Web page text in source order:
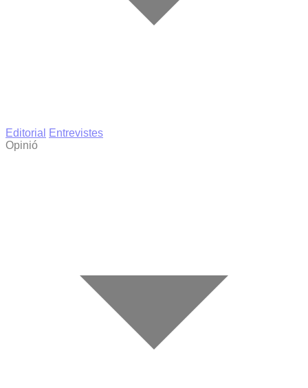
Editorial
Entrevistes
Opinió